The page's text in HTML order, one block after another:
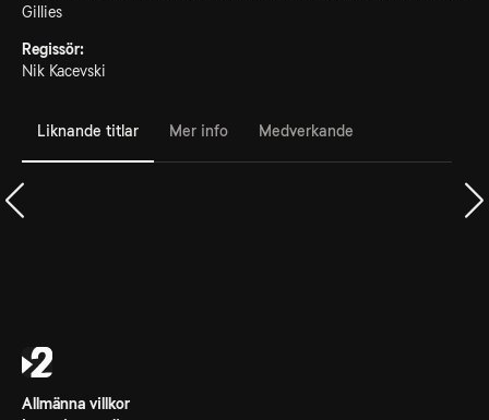
Gillies
Regissör:
Nik Kacevski
Liknande titlar Mer info Medverkande
Allmänna villkor